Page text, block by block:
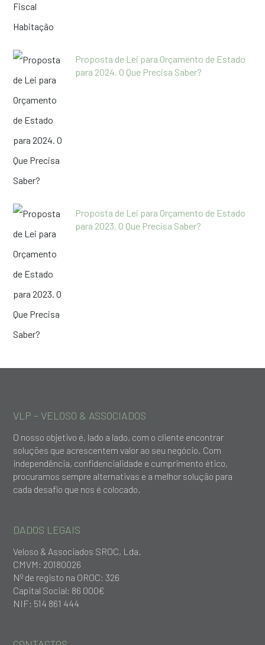
Proposta de Lei para Orçamento de Estado
para 2024. O Que Precisa Saber?
Proposta de Lei para Orçamento de Estado
para 2023. O Que Precisa Saber?
VLP – VELOSO & ASSOCIADOS
O nosso objetivo é, lado a lado, com o cliente encontrar
soluções que acrescentem valor ao seu negócio. Com
independência, confidencialidade e cumprimento ético,
procuramos sempre alternativas e a melhor solução para
cada desafio que nos é colocado.
DADOS LEGAIS
Veloso & Associados SROC, Lda.
CMVM: 20180026
Nº de registo na OROC: 326
Capital Social: 86 000€
NIF: 514 861 444